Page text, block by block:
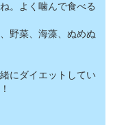
。よく噛んで食べる
野菜、海藻、ぬめぬ
にダイエットしてい